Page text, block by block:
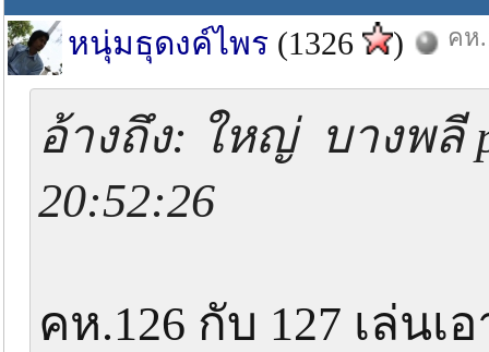
หนุ่มธุดงค์ไพร (1326 ) คห
อ้างถึง: ใหญ่ บางพลี
20:52:26
คห.126 กับ 127 เล่นเ